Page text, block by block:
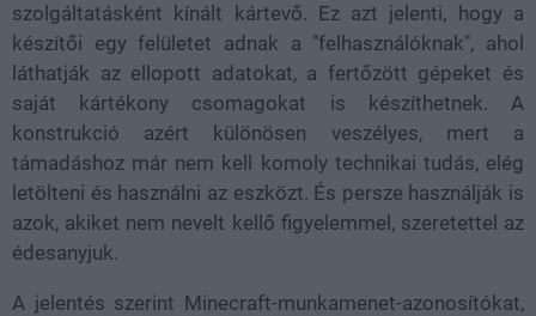
szolgáltatásként kínált kártevő. Ez azt jelenti, hogy a
készítői egy felületet adnak a "felhasználóknak", ahol
láthatják az ellopott adatokat, a fertőzött gépeket és
saját kártékony csomagokat is készíthetnek. A
konstrukció azért különösen veszélyes, mert a
támadáshoz már nem kell komoly technikai tudás, elég
letölteni és használni az eszközt. És persze használják is
azok, akiket nem nevelt kellő figyelemmel, szeretettel az
édesanyjuk.
A jelentés szerint Minecraft-munkamenet-azonosítókat,